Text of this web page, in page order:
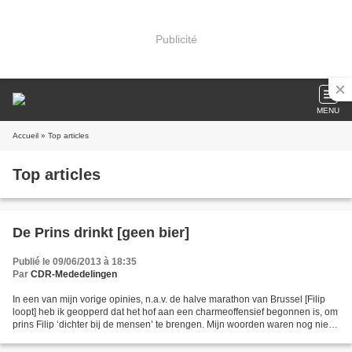
Publicité
MENU
Accueil » Top articles
Top articles
De Prins drinkt [geen bier]
Publié le 09/06/2013 à 18:35
Par CDR-Mededelingen
In een van mijn vorige opinies, n.a.v. de halve marathon van Brussel [Filip
loopt] heb ik geopperd dat het hof aan een charmeoffensief begonnen is, om
prins Filip ‘dichter bij de mensen’ te brengen. Mijn woorden waren nog niet